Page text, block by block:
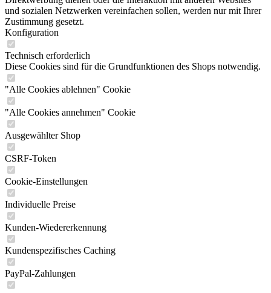
und sozialen Netzwerken vereinfachen sollen, werden nur mit Ihrer
Zustimmung gesetzt.
Konfiguration
Technisch erforderlich
Diese Cookies sind für die Grundfunktionen des Shops notwendig.
"Alle Cookies ablehnen" Cookie
"Alle Cookies annehmen" Cookie
Ausgewählter Shop
CSRF-Token
Cookie-Einstellungen
Individuelle Preise
Kunden-Wiedererkennung
Kundenspezifisches Caching
PayPal-Zahlungen